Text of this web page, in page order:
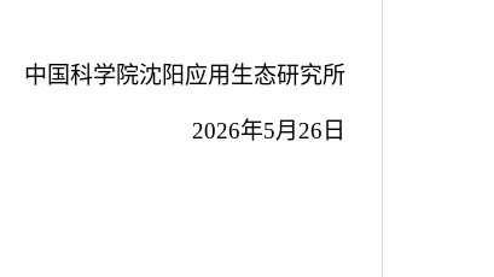
中国科学院沈阳应用生态研究所
2026年5月26日